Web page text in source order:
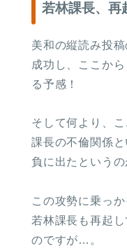
若林課長、再
美和の縦読み投
成功し、ここか
る予感！
そして何より、
課長の不倫関係
負に出たというの
この攻勢に乗っ
若林課長も再起
のですが…。